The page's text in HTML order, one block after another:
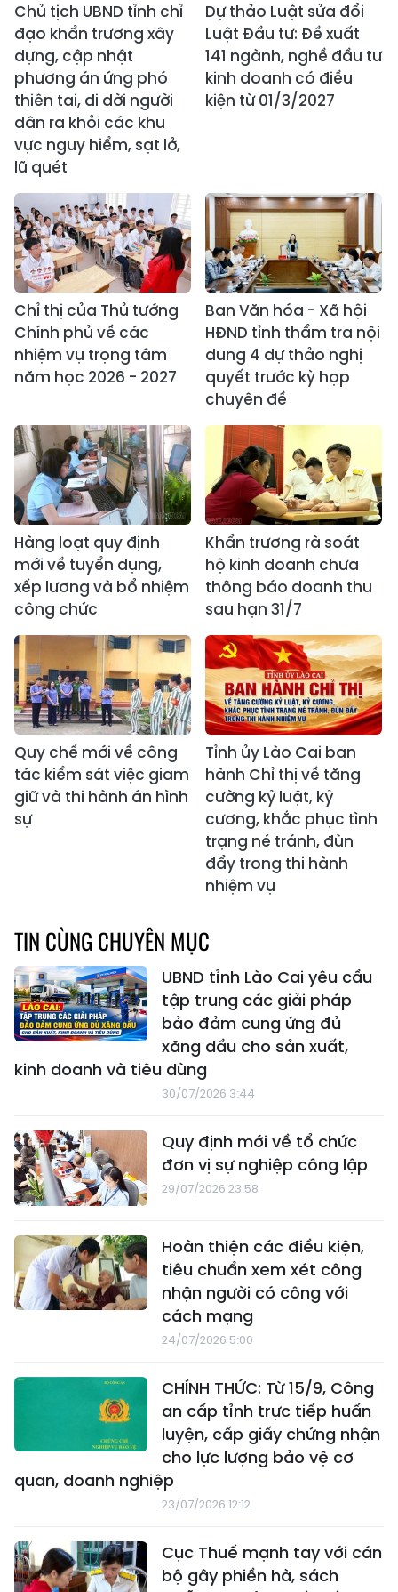
Chủ tịch UBND tỉnh chỉ
đạo khẩn trương xây
dựng, cập nhật
phương án ứng phó
thiên tai, di dời người
dân ra khỏi các khu
vực nguy hiểm, sạt lở,
lũ quét
Dự thảo Luật sửa đổi
Luật Đầu tư: Đề xuất
141 ngành, nghề đầu tư
kinh doanh có điều
kiện từ 01/3/2027
Chỉ thị của Thủ tướng
Chính phủ về các
nhiệm vụ trọng tâm
năm học 2026 - 2027
Ban Văn hóa - Xã hội
HĐND tỉnh thẩm tra nội
dung 4 dự thảo nghị
quyết trước kỳ họp
chuyên đề
Hàng loạt quy định
mới về tuyển dụng,
xếp lương và bổ nhiệm
công chức
Khẩn trương rà soát
hộ kinh doanh chưa
thông báo doanh thu
sau hạn 31/7
Quy chế mới về công
tác kiểm sát việc giam
giữ và thi hành án hình
sự
Tỉnh ủy Lào Cai ban
hành Chỉ thị về tăng
cường kỷ luật, kỷ
cương, khắc phục tình
trạng né tránh, đùn
đẩy trong thi hành
nhiệm vụ
TIN CÙNG CHUYÊN MỤC
UBND tỉnh Lào Cai yêu cầu
tập trung các giải pháp
bảo đảm cung ứng đủ
xăng dầu cho sản xuất,
kinh doanh và tiêu dùng
30/07/2026 3:44
Quy định mới về tổ chức
đơn vị sự nghiệp công lập
29/07/2026 23:58
Hoàn thiện các điều kiện,
tiêu chuẩn xem xét công
nhận người có công với
cách mạng
24/07/2026 5:00
CHÍNH THỨC: Từ 15/9, Công
an cấp tỉnh trực tiếp huấn
luyện, cấp giấy chứng nhận
cho lực lượng bảo vệ cơ
quan, doanh nghiệp
23/07/2026 12:12
Cục Thuế mạnh tay với cán
bộ gây phiền hà, sách